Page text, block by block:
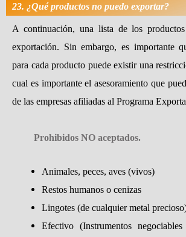
23. ¿Qué productos no puedo exportar?
A continuación, una lista de los
exportación. Sin embargo, es importante
para cada producto puede existir una
cual es importante el asesoramiento que
de las empresas afiliadas al Programa
Prohibidos NO aceptados.
Animales, peces, aves (vivos)
Restos humanos o cenizas
Lingotes (de cualquier metal
Efectivo (Instrumentos